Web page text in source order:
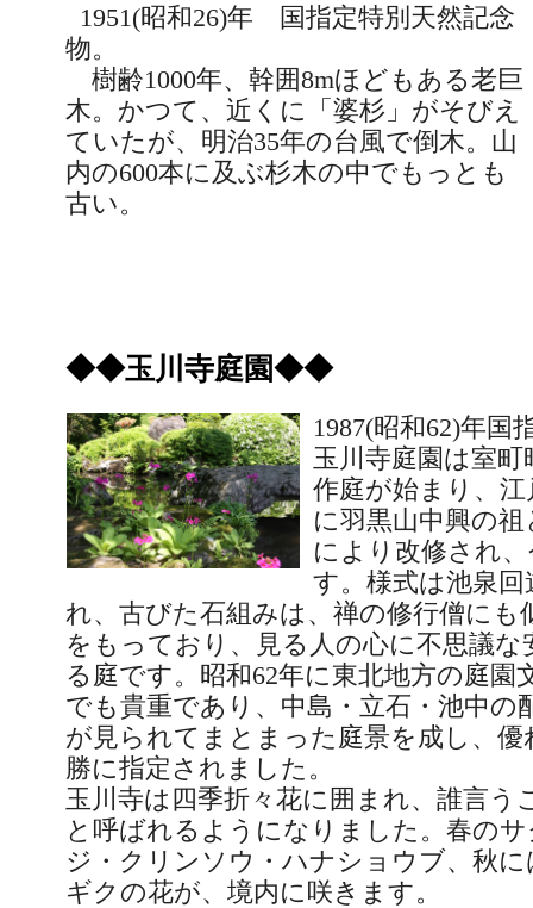
1951(昭和26)年 国指定特別天然記念
物。
樹齢1000年、幹囲8mほどもある老巨
木。かつて、近くに「婆杉」がそびえ
ていたが、明治35年の台風で倒木。山
内の600本に及ぶ杉木の中でもっとも
古い。
◆◆玉川寺庭園◆◆
1987(昭和62)年国
玉川寺庭園は室町
作庭が始まり、江
に羽黒山中興の
により改修され
す。様式は池泉
れ、古びた石組みは、禅の修行僧にも
をもっており、見る人の心に不思議
る庭です。昭和62年に東北地方の庭園
でも貴重であり、中島・立石・池中の
が見られてまとまった庭景を成し、
勝に指定されました。
玉川寺は四季折々花に囲まれ、誰言う
と呼ばれるようになりました。春の
ジ・クリンソウ・ハナショウブ、秋
ギクの花が、境内に咲きます。